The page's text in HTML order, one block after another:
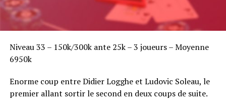
Niveau 33 – 150k/300k ante 25k – 3 joueurs – Moyenne
6950k
Enorme coup entre Didier Logghe et Ludovic Soleau, le
premier allant sortir le second en deux coups de suite.